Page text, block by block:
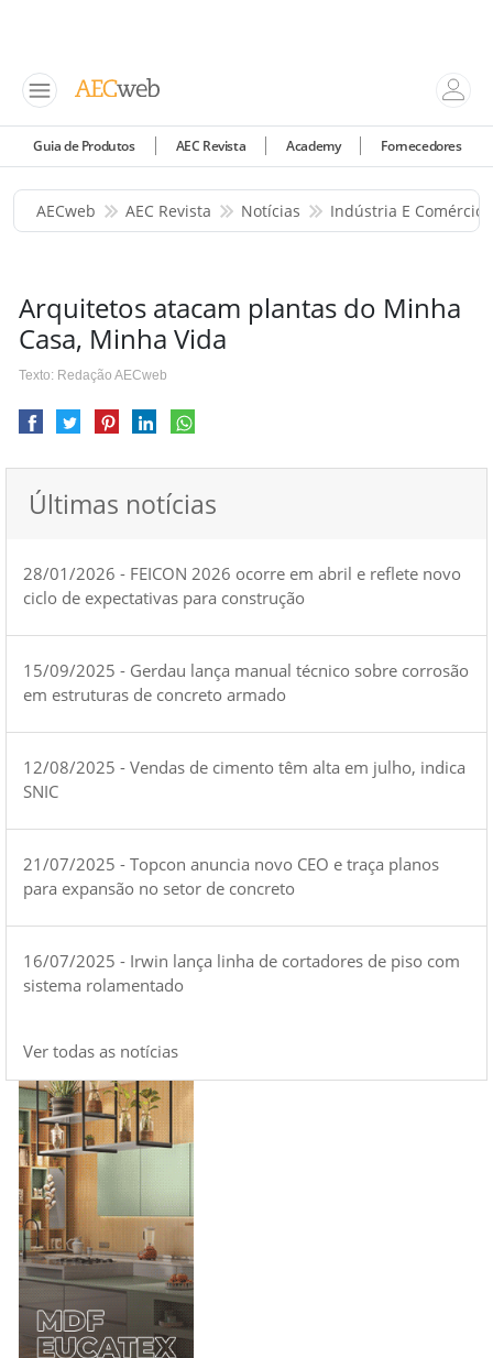
Guia de Produtos AEC Revista Academy Fornecedores
AECweb AEC Revista Notícias Indústria E Comércio
Arquitetos atacam plantas do Minha
Casa, Minha Vida
Texto: Redação AECweb
Últimas notícias
28/01/2026 - FEICON 2026 ocorre em abril e reflete novo
ciclo de expectativas para construção
15/09/2025 - Gerdau lança manual técnico sobre corrosão
em estruturas de concreto armado
12/08/2025 - Vendas de cimento têm alta em julho, indica
SNIC
21/07/2025 - Topcon anuncia novo CEO e traça planos
para expansão no setor de concreto
16/07/2025 - Irwin lança linha de cortadores de piso com
sistema rolamentado
Ver todas as notícias